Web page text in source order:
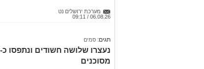
מערכת ירושלים נט
06.08.26 / 09:11
תגים: סמים
מסוכנים